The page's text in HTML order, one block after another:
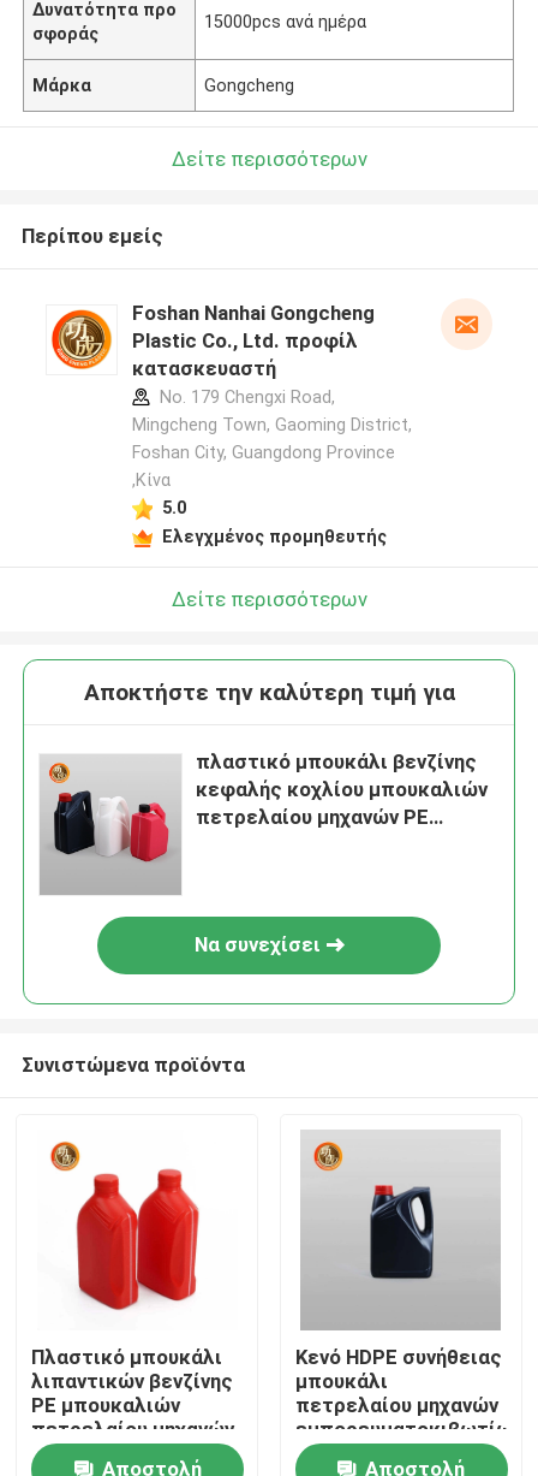
Αρχική Σελίδα
Προϊόντα
Βίντεο
Δυνατότητα προ
σφοράς
15000pcs ανά ημέρα
Μάρκα Gongcheng
Δείτε περισσότερων
Περίπου εμείς
Foshan Nanhai Gongcheng
Plastic Co., Ltd. προφίλ
κατασκευαστή
No. 179 Chengxi Road,
Mingcheng Town, Gaoming District,
Foshan City, Guangdong Province
,Κίνα
5.0
Ελεγχμένος προμηθευτής
Δείτε περισσότερων
Αποκτήστε την καλύτερη τιμή για
πλαστικό μπουκάλι βενζίνης
κεφαλής κοχλίου μπουκαλιών
πετρελαίου μηχανών PE
Να συνεχίσει
Συνιστώμενα προϊόντα
Πλαστικό μπουκάλι
λιπαντικών βενζίνης
PE μπουκαλιών
πετρελαίου μηχανών
ετικετών συνήθειας
Αποστολή
Κενό HDPE συνήθειας
μπουκάλι
πετρελαίου μηχανών
εμπορευματοκιβωτίων
πετρελαίου μηχανών
Αποστολή